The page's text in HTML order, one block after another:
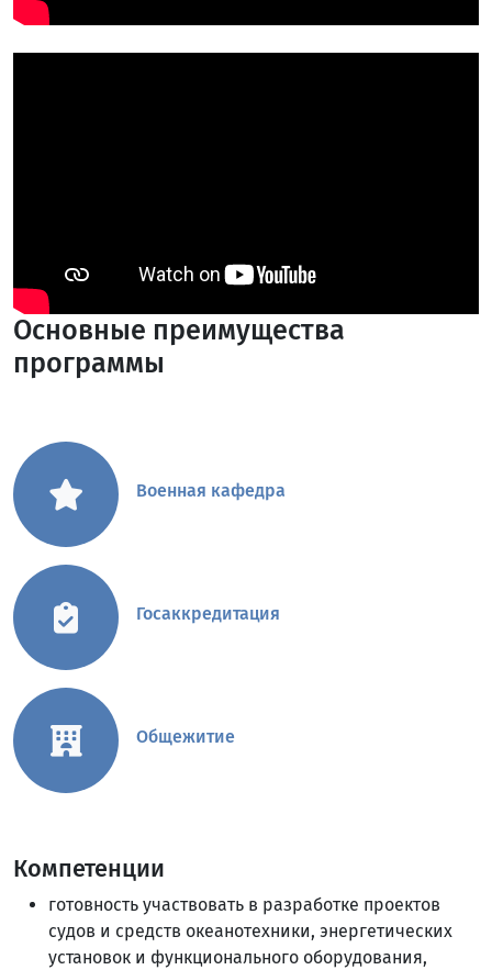
Основные преимущества
программы
Военная кафедра
Госаккредитация
Общежитие
Компетенции
готовность участвовать в разработке проектов
судов и средств океанотехники, энергетических
установок и функционального оборудования,